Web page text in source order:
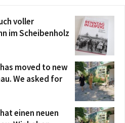
voller
im Scheibenholz
moved to new
We asked for
einen neuen